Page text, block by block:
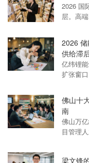
2026 国
层。高
2026
供给滞
亿纬锂
扩张窗
佛山十
南
佛山万
目管理
梁文锋